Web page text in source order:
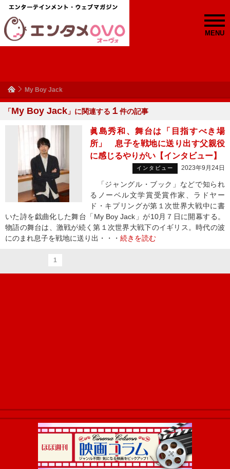
MENU
My Boy Jack
「My Boy Jack 」に関連する １ 件の記事
眞島秀和、舞台は「目指すべき場
所」 息子を戦地に送り出す父親役
に感じるやりがい【インタビュー】
インタビュー 2023年9月24日
「ジャングル・ブック」などで知られ
るノーベル文学賞受賞作家、ラドヤー
ド・キプリングが第１次世界大戦中に書
いた詩を戯曲化した舞台「My Boy Jack」が10月７日に開幕する。
物語の舞台は、激戦が続く第１次世界大戦下のイギリス。時代の波
にのまれ息子を戦地に送り出・・・ 続きを読む
1